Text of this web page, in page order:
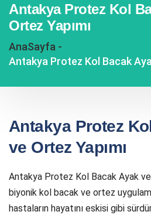
Antakya Protez Kol
Ortez Yapımı
AnaSayfa -
Antakya Protez Kol Bacak
Antakya Protez
ve Ortez Yapımı
Antakya Protez Kol Bacak Ayak
biyonik kol bacak ve ortez
hastaların hayatını eskisi gibi